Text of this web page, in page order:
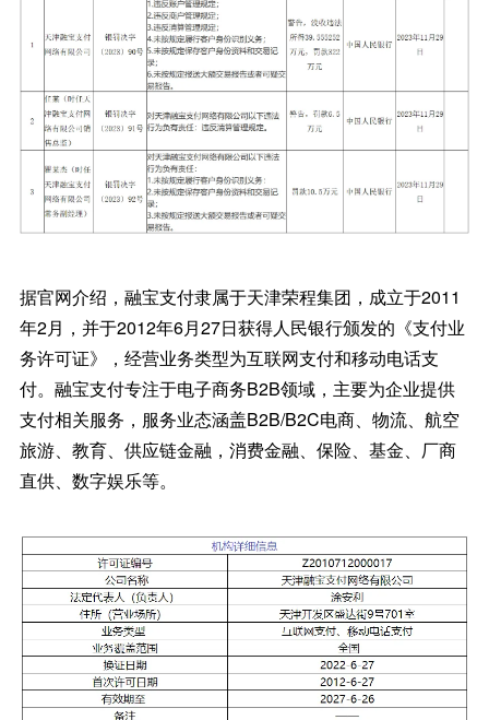
据官网介绍，融宝支付隶属于天津荣程集团，成立于2011
年2月，并于2012年6月27日获得人民银行颁发的《支付业
务许可证》，经营业务类型为互联网支付和移动电话支
付。融宝支付专注于电子商务B2B领域，主要为企业提供
支付相关服务，服务业态涵盖B2B/B2C电商、物流、航空
旅游、教育、供应链金融，消费金融、保险、基金、厂商
直供、数字娱乐等。